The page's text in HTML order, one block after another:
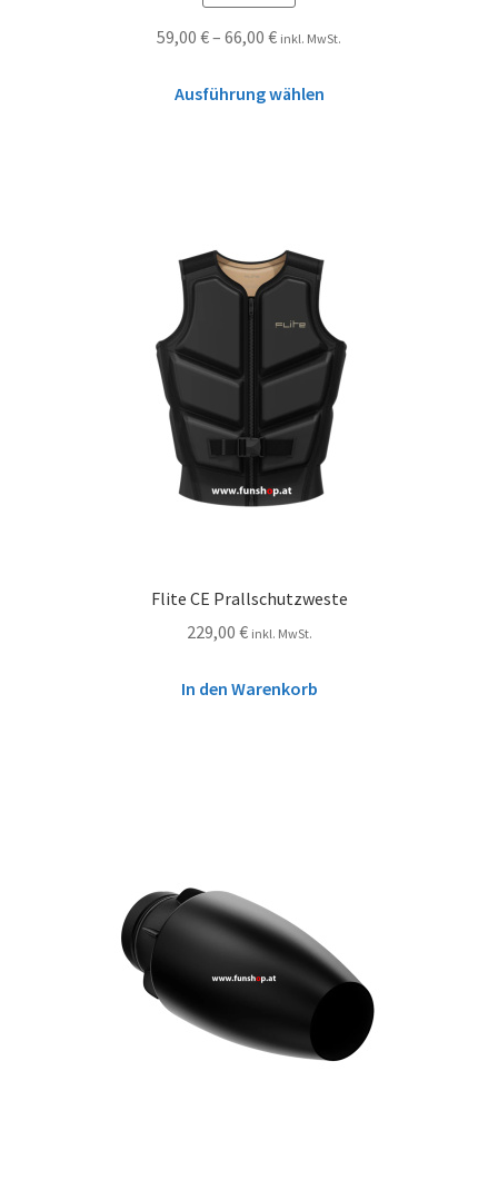
59,00 €– 66,00 € inkl. MwSt.
Ausführung wählen
Flite CE Prallschutzweste
229,00 € inkl. MwSt.
In den Warenkorb